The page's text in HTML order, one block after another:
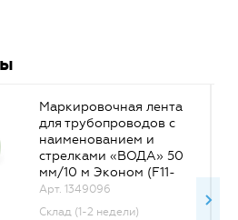
Маркировочная лента
для трубопроводов с
наименованием и
стрелками «ВОДА» 50
мм/10 м Эконом (F11-
1001-Econ) {F-1001-
Econ}
Арт. 1349096
Склад (1-2 недели)